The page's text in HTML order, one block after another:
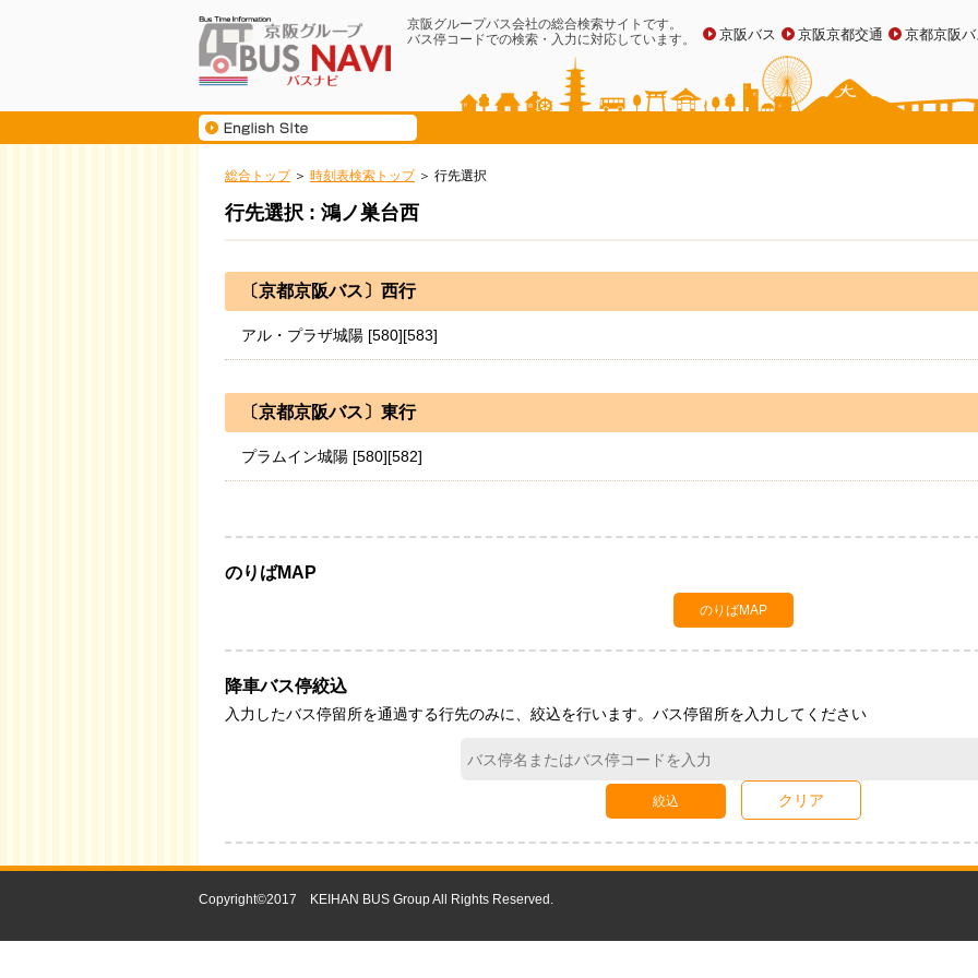
京阪グループバス会社の総合検索サイトです。
バス停コードでの検索・入力に対応しています。
京阪バス 京阪京都交通 京都京阪
総合トップ 時刻表検索トップ 行先選択
行先選択 : 鴻ノ巣台西
〔京都京阪バス〕西行
アル・プラザ城陽 [580][583]
〔京都京阪バス〕東行
プラムイン城陽 [580][582]
のりばMAP
のりばMAP
降車バス停絞込
入力したバス停留所を通過する行先のみに、絞込を行います。バス停留所を入力してください
絞込 クリア
Copyright©2017 KEIHAN BUS Group All Rights Reserved.